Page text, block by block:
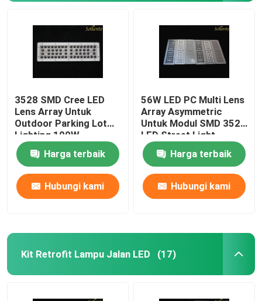
3528 SMD Cree LED
Lens Array Untuk
Outdoor Parking Lot
Lighting 100W
Harga terbaik
Hubungi kami
56W LED PC Multi Lens
Array Asymmetric
Untuk Modul SMD 3528
LED Street Light
Harga terbaik
Hubungi kami
Kit Retrofit Lampu Jalan LED (17)